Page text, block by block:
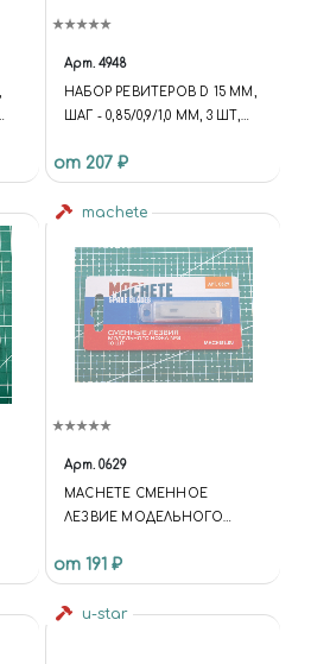
Арт. 4948
НАБОР РЕВИТЕРОВ D 15 ММ,
ШАГ - 0,85/0,9/1,0 ММ, 3 ШТ,
от 207 ₽
machete
Арт. 0629
MACHETE СМЕННОЕ
ЛЕЗВИЕ МОДЕЛЬНОГО
от 191 ₽
u-star